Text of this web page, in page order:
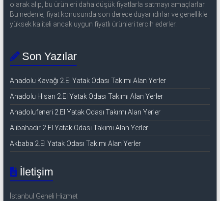
olarak alıp, bu ürünleri daha düşük fiyatlarla satmayı amaçlarlar.
Bu nedenle, fiyat konusunda son derece duyarlıdırlar ve genellikle
yüksek kaliteli ancak uygun fiyatlı ürünleri tercih ederler.
Son Yazılar
Anadolu Kavağı 2.El Yatak Odası Takımı Alan Yerler
Anadolu Hisarı 2.El Yatak Odası Takımı Alan Yerler
Anadolufeneri 2.El Yatak Odası Takımı Alan Yerler
Alibahadır 2.El Yatak Odası Takımı Alan Yerler
Akbaba 2.El Yatak Odası Takımı Alan Yerler
İletişim
İstanbul Geneli Hizmet